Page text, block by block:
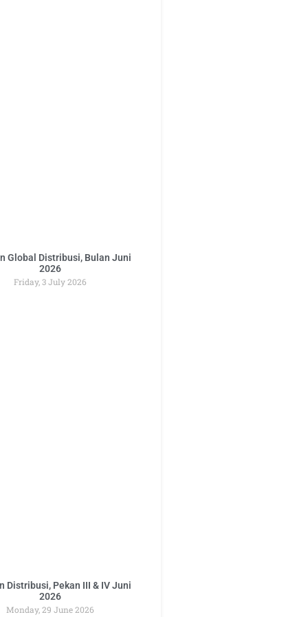
Global Distribusi, Bulan Juni
2026
Friday, 3 July 2026
Distribusi, Pekan III & IV Juni
2026
Monday, 29 June 2026